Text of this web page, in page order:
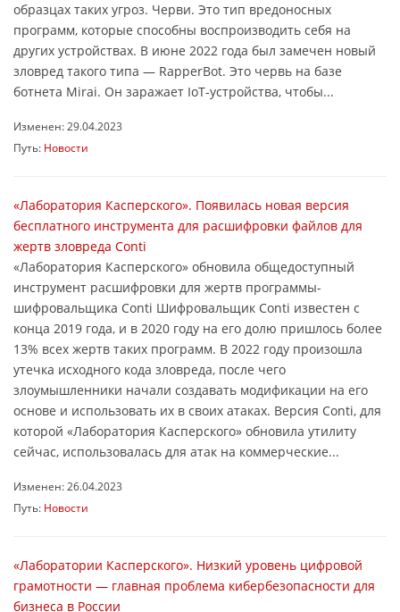
образцах таких угроз. Черви. Это тип вредоносных
программ, которые способны воспроизводить себя на
других устройствах. В июне 2022 года был замечен новый
зловред такого типа — RapperBot. Это червь на базе
ботнета Mirai. Он заражает IoT-устройства, чтобы...
Изменен: 29.04.2023
Путь: Новости
«Лаборатория Касперского». Появилась новая версия
бесплатного инструмента для расшифровки файлов для
жертв зловреда Conti
«Лаборатория Касперского» обновила общедоступный
инструмент расшифровки для жертв программы-
шифровальщика Conti Шифровальщик Conti известен с
конца 2019 года, и в 2020 году на его долю пришлось более
13% всех жертв таких программ. В 2022 году произошла
утечка исходного кода зловреда, после чего
злоумышленники начали создавать модификации на его
основе и использовать их в своих атаках. Версия Conti, для
которой «Лаборатория Касперского» обновила утилиту
сейчас, использовалась для атак на коммерческие...
Изменен: 26.04.2023
Путь: Новости
«Лаборатории Касперского». Низкий уровень цифровой
грамотности ― главная проблема кибербезопасности для
бизнеса в России